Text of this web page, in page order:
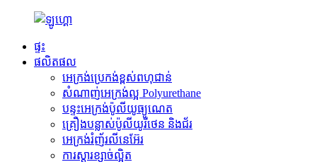
ផ្ទះ
ផលិតផល
អេក្រង់ប្រេកង់ខ្ពស់ពហុជាន់
សំណាញ់អេក្រង់ល្អ Polyurethane
បន្ទះអេក្រង់ប៉ូលីយូធ្យូណេត
គ្រឿងបន្លាស់ប៉ូលីយូរីថេន និងជ័រ
អេក្រង់រំញ័រលីនេអ៊ែរ
ការស្តារខ្សាច់ល្អិត